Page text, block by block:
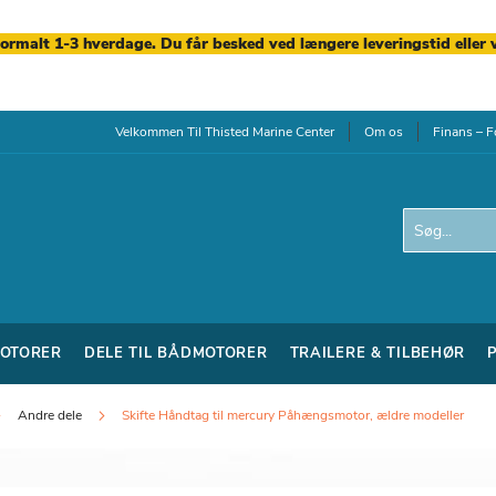
1-3 hverdage. Du får besked ved længere leveringstid eller
Velkommen Til Thisted Marine Center Om os Finans –
Search
DELE TIL BÅDMOTORER TRAILERE & TILBEHØR
Andre dele Skifte Håndtag til mercury Påhængsmotor, ældre modeller